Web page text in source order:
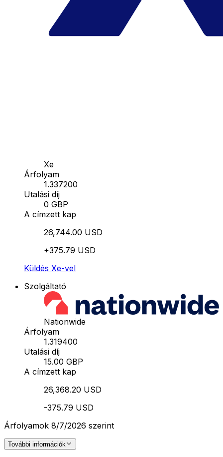
Xe
Árfolyam
1.337200
Utalási díj
0 GBP
A címzett kap
26,744.00 USD
+375.79 USD
Küldés Xe-vel
Szolgáltató
Nationwide
Árfolyam
1.319400
Utalási díj
15.00 GBP
A címzett kap
26,368.20 USD
-375.79 USD
Árfolyamok 8/7/2026 szerint
További információk